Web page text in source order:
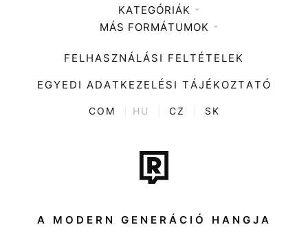
Médiaajánlat
KATEGÓRIÁK
Zene
Divat
Kultúra
ENTR
Tech-Tudomány
Sport
Társadalom
MÁS FORMÁTUMOK
FELHASZNÁLÁSI FELTÉTELEK
EGYEDI ADATKEZELÉSI TÁJÉKOZTATÓ
COM HU CZ SK
A MODERN GENERÁCIÓ HANGJA